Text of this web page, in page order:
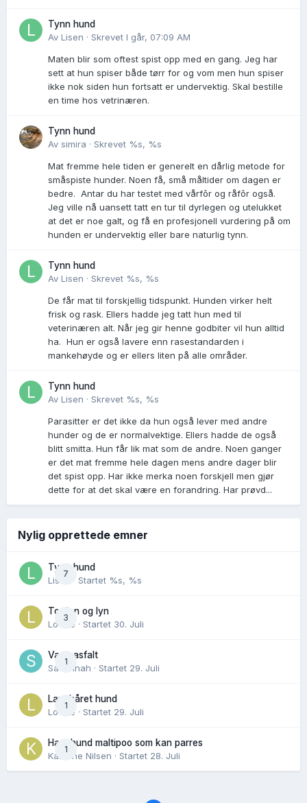
Tynn hund
Av Lisen · Skrevet I går, 07:09 AM
Maten blir som oftest spist opp med en gang. Jeg har
sett at hun spiser både tørr for og vom men hun spiser
ikke nok siden hun fortsatt er undervektig. Skal bestille
en time hos vetrinæren.
Tynn hund
Av simira · Skrevet %s, %s
Mat fremme hele tiden er generelt en dårlig metode for
småspiste hunder. Noen få, små måltider om dagen er
bedre. Antar du har testet med vårfôr og råfôr også.
Jeg ville nå uansett tatt en tur til dyrlegen og utelukket
at det er noe galt, og få en profesjonell vurdering på om
hunden er undervektig eller bare naturlig tynn.
Tynn hund
Av Lisen · Skrevet %s, %s
De får mat til forskjellig tidspunkt. Hunden virker helt
frisk og rask. Ellers hadde jeg tatt hun med til
veterinæren alt. Når jeg gir henne godbiter vil hun alltid
ha. Hun er også lavere enn rasestandarden i
mankehøyde og er ellers liten på alle områder.
Tynn hund
Av Lisen · Skrevet %s, %s
Parasitter er det ikke da hun også lever med andre
hunder og de er normalvektige. Ellers hadde de også
blitt smitta. Hun får lik mat som de andre. Noen ganger
er det mat fremme hele dagen mens andre dager blir
det spist opp. Har ikke merka noen forskjell men gjør
dette for at det skal være en forandring. Har prøvd...
Nylig opprettede emner
7
Tynn hund
Lisen
· Startet %s, %s
3
Torden og lyn
Lovise · Startet 30. Juli
1
Varm asfalt
Savannah · Startet 29. Juli
1
Langhåret hund
Lovise · Startet 29. Juli
1
Hannhund maltipoo som kan parres
Karoline Nilsen · Startet 28. Juli